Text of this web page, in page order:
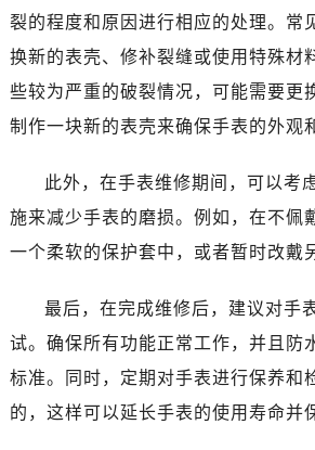
裂的程度和原因进行相应的处理。常
换新的表壳、修补裂缝或使用特殊材
些较为严重的破裂情况，可能需要更
制作一块新的表壳来确保手表的外观
此外，在手表维修期间，可以考
施来减少手表的磨损。例如，在不佩
一个柔软的保护套中，或者暂时改戴
最后，在完成维修后，建议对手
试。确保所有功能正常工作，并且防
标准。同时，定期对手表进行保养和
的，这样可以延长手表的使用寿命并